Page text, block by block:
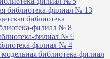
библиотека-филиал № 13
библиотека
филиал № 8
филиал № 9
филиал № 4
модельная библиотека-филиал